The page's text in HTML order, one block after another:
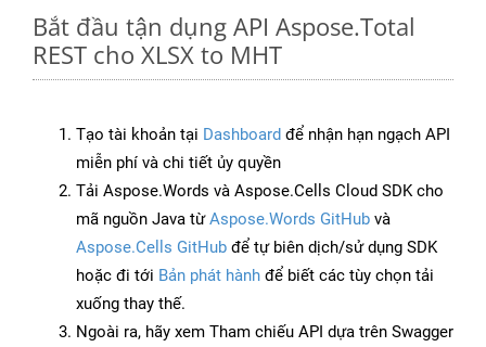
Bắt đầu tận dụng API Aspose.Total
REST cho XLSX to MHT
Tạo tài khoản tại Dashboard để nhận hạn ngạch API
miễn phí và chi tiết ủy quyền
Tải Aspose.Words và Aspose.Cells Cloud SDK cho
mã nguồn Java từAspose.Words GitHub và
Aspose.Cells GitHub để tự biên dịch/sử dụng SDK
hoặc đi tới Bản phát hành để biết các tùy chọn tải
xuống thay thế.
Ngoài ra, hãy xem Tham chiếu API dựa trên Swagger